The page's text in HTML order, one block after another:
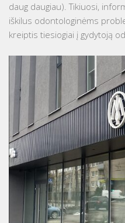
daug daugiau). Tikiuosi,
iškilus odontologinėms
kreiptis tiesiogiai į gydytoją